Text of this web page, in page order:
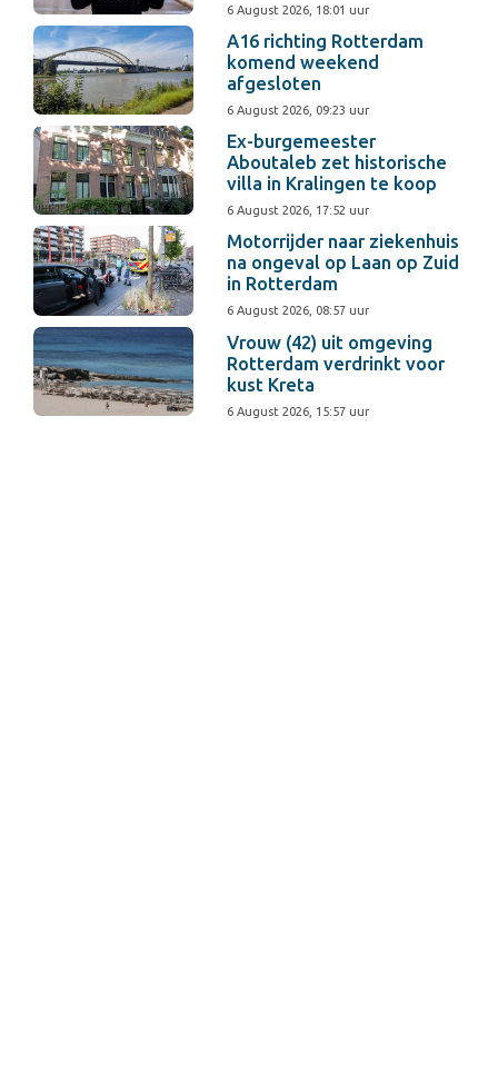
6 August 2026, 18:01 uur
A16 richting Rotterdam
komend weekend
afgesloten
6 August 2026, 09:23 uur
Ex-burgemeester
Aboutaleb zet historische
villa in Kralingen te koop
6 August 2026, 17:52 uur
Motorrijder naar ziekenhuis
na ongeval op Laan op Zuid
in Rotterdam
6 August 2026, 08:57 uur
Vrouw (42) uit omgeving
Rotterdam verdrinkt voor
kust Kreta
6 August 2026, 15:57 uur